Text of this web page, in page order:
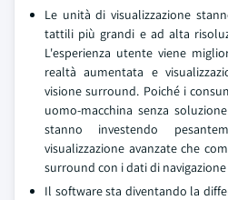
Le unità di visualizzazione
tattili più grandi e ad alta
L'esperienza utente viene
realtà aumentata e
visione surround. Poiché i
uomo-macchina senza
stanno investendo
visualizzazione avanzate che
surround con i dati di
Il software sta diventando la